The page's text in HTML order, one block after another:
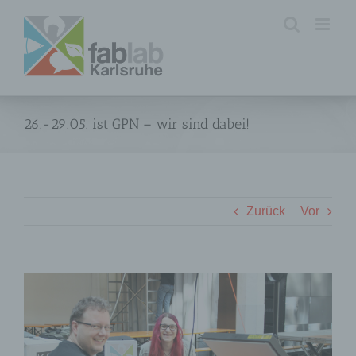
Inhalt
springen
26.-29.05. ist GPN – wir sind dabei!
Zurück Vor